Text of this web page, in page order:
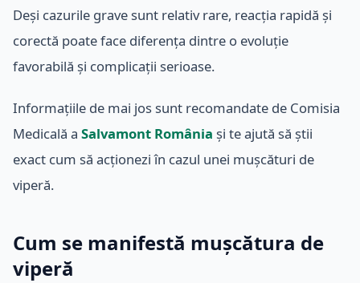
Deși cazurile grave sunt relativ rare, reacția rapidă și
corectă poate face diferența dintre o evoluție
favorabilă și complicații serioase.
Informațiile de mai jos sunt recomandate de Comisia
Medicală a Salvamont România și te ajută să știi
exact cum să acționezi în cazul unei mușcături de
viperă.
Cum se manifestă mușcătura de
viperă